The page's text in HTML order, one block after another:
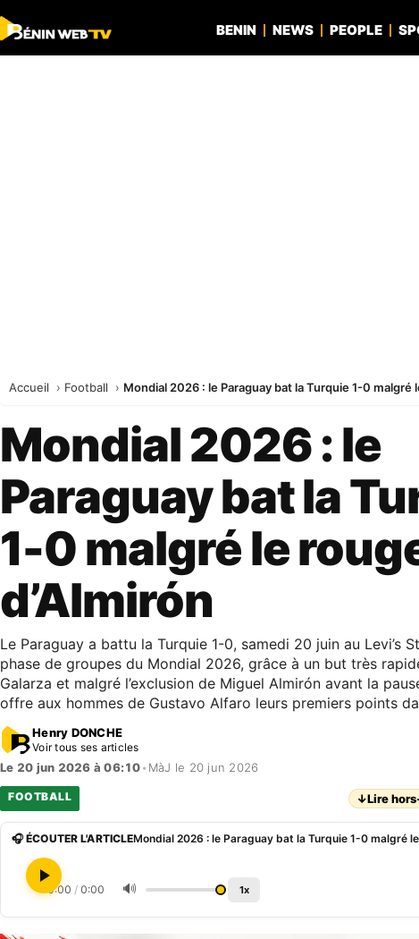
BENIN NEWS PEOPLE
Accueil Football Mondial 2026 : le Paraguay bat la Turquie 1-0 malgré
Mondial 2026 : le
Paraguay bat la
1-0 malgré le
d’Almirón
Le Paraguay a battu la Turquie 1-0, samedi 20 juin au Levi’s
phase de groupes du Mondial 2026, grâce à un but très
Galarza et malgré l’exclusion de Miguel Almirón avant la
offre aux hommes de Gustavo Alfaro leurs premiers points
Henry DONCHE
Voir tous ses articles
Le 20 jun 2026 à 06:10• MàJ le 20 jun 2026
FOOTBALL ↓Lire
🎧 ÉCOUTER L'ARTICLEMondial 2026 : le Paraguay bat la Turquie 1-0 malgré
0:00 / 0:00 🔊 1x